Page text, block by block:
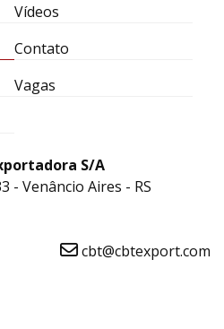
Vídeos
Contato
Vagas
S/A
- Venâncio Aires - RS
cbt@cbtexport.com